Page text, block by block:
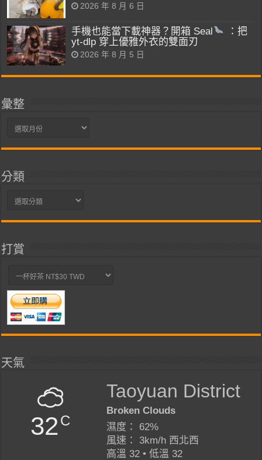
2026 年 8 月 6 日
手機也能當下載神器？開箱 Seal
：把
yt-dlp 穿上優雅外衣的雙面刃
2026 年 8 月 5 日
彙整
彙
分類
分
打賞
天氣
32C
Taoyuan District
Broken Clouds
濕度： 62%
風速： 3km/h 西北西
高溫 32 • 低溫 32